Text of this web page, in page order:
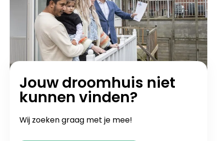
Jouw droomhuis niet
kunnen vinden?
Wij zoeken graag met je mee!